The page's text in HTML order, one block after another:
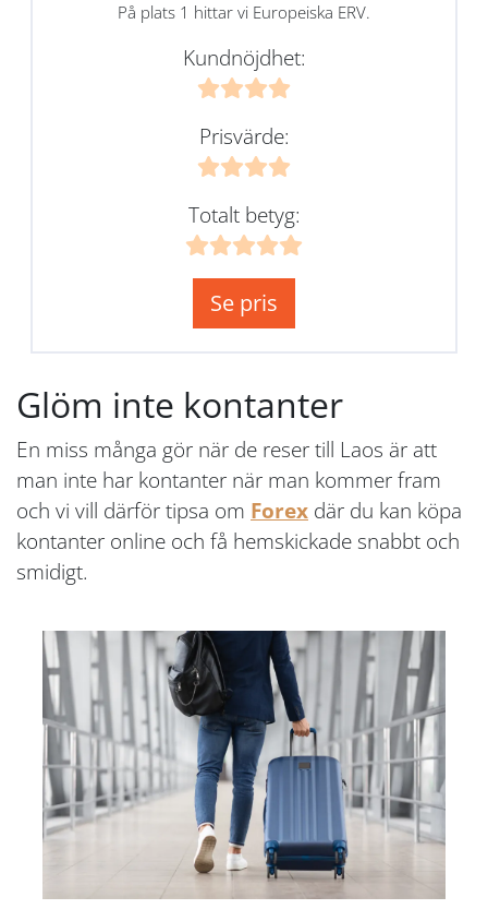
På plats 1 hittar vi Europeiska ERV.
Kundnöjdhet:
Prisvärde:
Totalt betyg:
Se pris
Glöm inte kontanter
En miss många gör när de reser till Laos är att
man inte har kontanter när man kommer fram
och vi vill därför tipsa om Forex där du kan köpa
kontanter online och få hemskickade snabbt och
smidigt.